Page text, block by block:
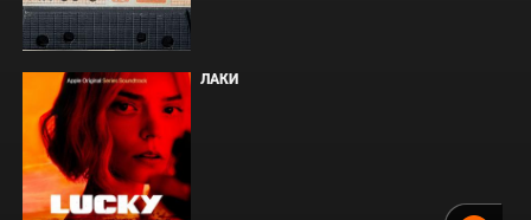
ЛАКИ